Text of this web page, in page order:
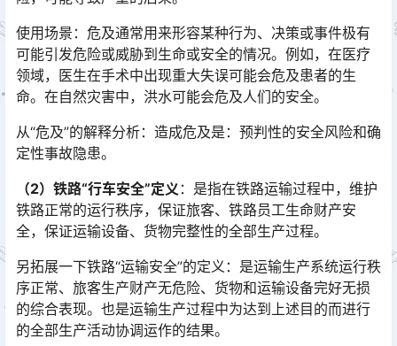
使用场景：危及通常用来形容某种行为、决策或事件极有
可能引发危险或威胁到生命或安全的情况。例如，在医疗
领域，医生在手术中出现重大失误可能会危及患者的生
命。在自然灾害中，洪水可能会危及人们的安全。󠅅󠅃󠄵󠅂󠄪󠇖󠆨󠆨󠇕󠆞󠆒󠅬󠇘󠆭󠆘󠇙󠆝󠅵󠇗󠆭󠆁󠄐󠇗󠅹󠅸󠇖󠆍󠅳󠇖󠅹󠅰󠇖󠆌󠅹
从“危及”的解释分析：造成危及是：预判性的安全风险和确
定性事故隐患。
（2）铁路“行车安全”定义 ：是指在铁路运输过程中，维护
铁路正常的运行秩序，保证旅客、铁路员工生命财产安
全，保证运输设备、货物完整性的全部生产过程。
另拓展一下铁路“运输安全”的定义：是运输生产系统运行秩
序正常、旅客生产财产无危险、货物和运输设备完好无损
的综合表现。也是运输生产过程中为达到上述目的而进行
的全部生产活动协调运作的结果。󠅅󠅃󠄵󠅂󠄪󠇖󠆨󠆨󠇕󠆞󠆒󠅬󠇘󠆭󠆘󠇙󠆝󠅵󠇗󠆭󠆁󠄐󠇗󠅹󠅸󠇖󠆍󠅳󠇖󠅹󠅰󠇖󠆌󠅹